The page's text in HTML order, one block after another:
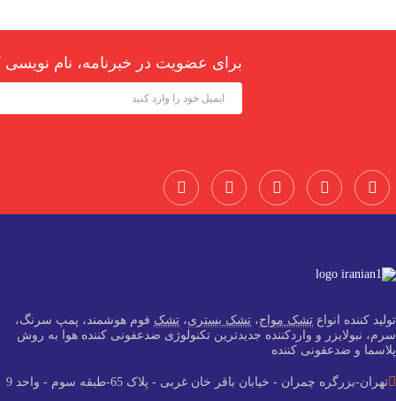
برای عضویت در خبرنامه، نام نویسی
تولید کننده انواع تشک مواج، تشک بستری، تشک فوم هوشمند، پمپ سرنگ،
سرم، نبولایزر و واردکننده جدید‌ترین تکنولوژی ضدعفونی کننده هوا به روش
پلاسما و ضدعفونی کننده
تهران-بزرگره چمران - خیابان باقر خان غربی - پلاک 65-طبقه سوم - واحد 9